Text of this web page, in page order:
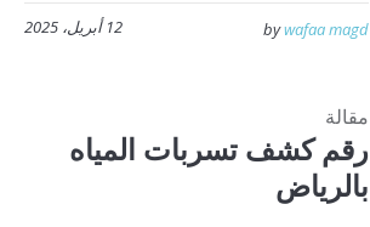
12 أبريل، 2025 bywafaa magd
مقالة
رقم كشف تسربات المياه
بالرياض